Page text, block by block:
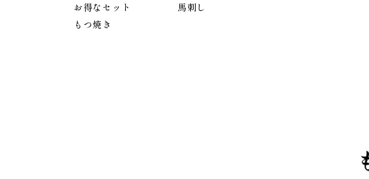
お得なセット
馬刺し
もつ焼き